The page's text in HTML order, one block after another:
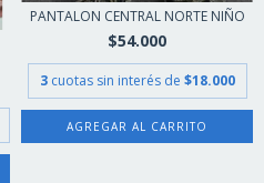
PANTALON CENTRAL NORTE NIÑO
$54.000
3 cuotas sin interés de $18.000
AGREGAR AL CARRITO